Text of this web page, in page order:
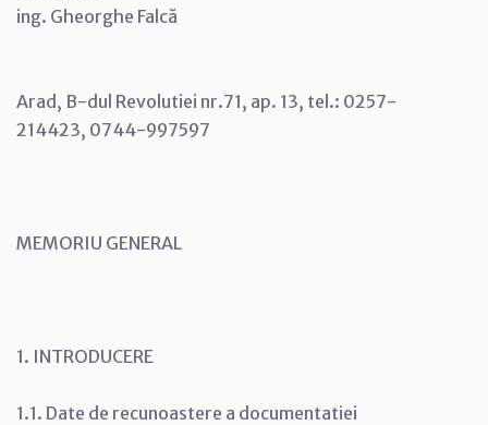
ing. Gheorghe Falcă
Arad, B-dul Revolutiei nr.71, ap. 13, tel.: 0257-
214423, 0744-997597
MEMORIU GENERAL
1. INTRODUCERE
1.1. Date de recunoastere a documentatiei